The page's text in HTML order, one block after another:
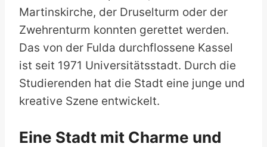
Martinskirche, der Druselturm oder der
Zwehrenturm konnten gerettet werden.
Das von der Fulda durchflossene Kassel
ist seit 1971 Universitätsstadt. Durch die
Studierenden hat die Stadt eine junge und
kreative Szene entwickelt.
Eine Stadt mit Charme und